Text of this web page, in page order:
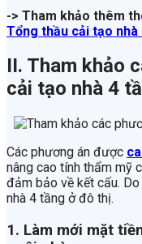
-> Tham khảo thêm
Tổng thầu cải tạo
II. Tham khảo
cải tạo nhà 4
Các phương án được
nâng cao tính thẩm mỹ
đảm bảo về kết cấu.
nhà 4 tầng ở đô thị.
1. Làm mới mặt